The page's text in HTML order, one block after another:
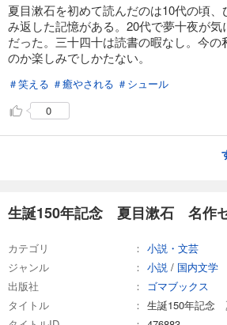
夏目漱石を初めて読んだのは10代の頃
み返した記憶がある。20代で夢十夜が
だった。三十四十は読書の暇なし。今の
のか楽しみでしかたない。
＃笑える ＃癒やされる ＃シュール
0
生誕150年記念 夏目漱石 名作
カテゴリ
小説・文芸
ジャンル
小説 / 国内文学
出版社
ゴマブックス
タイトル
生誕150年記念